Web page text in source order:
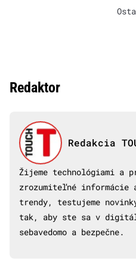
Redaktor
Redakcia
Žijeme technológiami a
zrozumiteľné informácie
trendy, testujeme
tak, aby ste sa v
sebavedomo a bezpečne.